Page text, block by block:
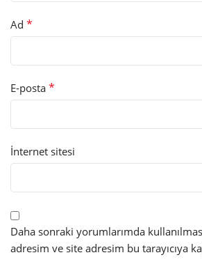
Ad *
E-posta *
İnternet sitesi
Daha sonraki yorumlarımda
adresim ve site adresim bu tarayıcıya